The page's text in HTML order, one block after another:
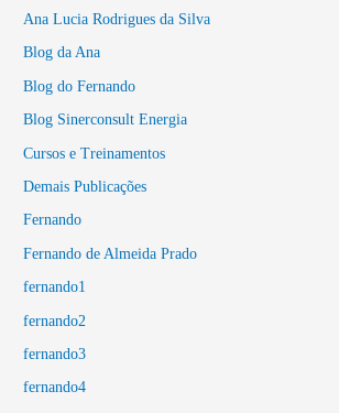
Ana Lucia Rodrigues da Silva
Blog da Ana
Blog do Fernando
Blog Sinerconsult Energia
Cursos e Treinamentos
Demais Publicações
Fernando
Fernando de Almeida Prado
fernando1
fernando2
fernando3
fernando4